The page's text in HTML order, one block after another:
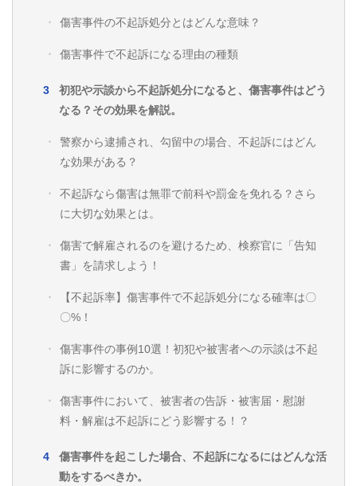
傷害事件の不起訴処分とはどんな意味？
傷害事件で不起訴になる理由の種類
初犯や示談から不起訴処分になると、傷害事件はどう
なる？その効果を解説。
警察から逮捕され、勾留中の場合、不起訴にはどん
な効果がある？
不起訴なら傷害は無罪で前科や罰金を免れる？さら
に大切な効果とは。
傷害で解雇されるのを避けるため、検察官に「告知
書」を請求しよう！
【不起訴率】傷害事件で不起訴処分になる確率は〇
〇%！
傷害事件の事例10選！初犯や被害者への示談は不起
訴に影響するのか。
傷害事件において、被害者の告訴・被害届・慰謝
料・解雇は不起訴にどう影響する！？
傷害事件を起こした場合、不起訴になるにはどんな活
動をするべきか。